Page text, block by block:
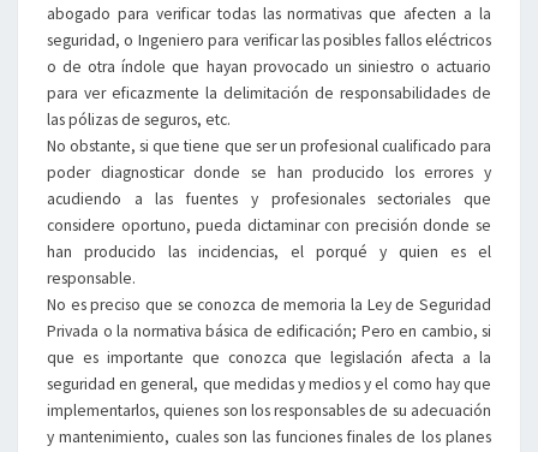
abogado para verificar todas las normativas que afecten a la
seguridad, o Ingeniero para verificar las posibles fallos eléctricos
o de otra índole que hayan provocado un siniestro o actuario
para ver eficazmente la delimitación de responsabilidades de
las pólizas de seguros, etc.
No obstante, si que tiene que ser un profesional cualificado para
poder diagnosticar donde se han producido los errores y
acudiendo a las fuentes y profesionales sectoriales que
considere oportuno, pueda dictaminar con precisión donde se
han producido las incidencias, el porqué y quien es el
responsable.
No es preciso que se conozca de memoria la Ley de Seguridad
Privada o la normativa básica de edificación; Pero en cambio, si
que es importante que conozca que legislación afecta a la
seguridad en general, que medidas y medios y el como hay que
implementarlos, quienes son los responsables de su adecuación
y mantenimiento, cuales son las funciones finales de los planes